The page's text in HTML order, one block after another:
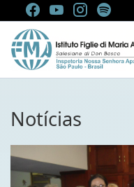
Notícias